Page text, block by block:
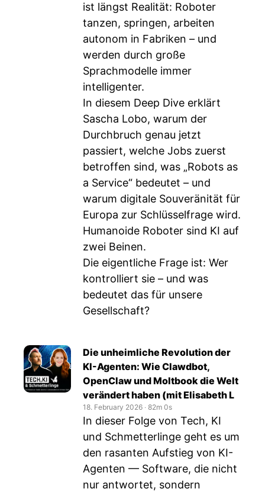
ist längst Realität: Roboter
tanzen, springen, arbeiten
autonom in Fabriken – und
werden durch große
Sprachmodelle immer
intelligenter.
In diesem Deep Dive erklärt
Sascha Lobo, warum der
Durchbruch genau jetzt
passiert, welche Jobs zuerst
betroffen sind, was „Robots as
a Service“ bedeutet – und
warum digitale Souveränität für
Europa zur Schlüsselfrage wird.
Humanoide Roboter sind KI auf
zwei Beinen.
Die eigentliche Frage ist: Wer
kontrolliert sie – und was
bedeutet das für unsere
Gesellschaft?
Die unheimliche Revolution der
KI-Agenten: Wie Clawdbot,
OpenClaw und Moltbook die Welt
verändert haben (mit Elisabeth L
18. February 2026 ‧ 82m 0s
In dieser Folge von Tech, KI
und Schmetterlinge geht es um
den rasanten Aufstieg von KI-
Agenten — Software, die nicht
nur antwortet, sondern